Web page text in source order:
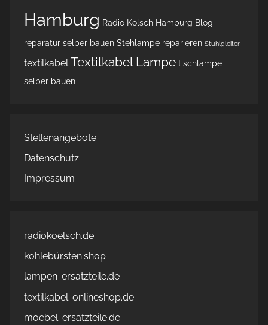
Hamburg Radio Kölsch Hamburg Blog
reparatur selber bauen Stehlampe reparieren Stuhlgleiter
textilkabel Textilkabel Lampe tischlampe
selber bauen
Stellenangebote
Datenschutz
Impressum
radiokoelsch.de
kohlebürsten.shop
lampen-ersatzteile.de
textilkabel-onlineshop.de
moebel-ersatzteile.de